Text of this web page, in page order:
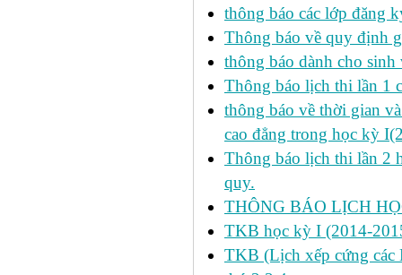
thông báo các lớp đăng
Thông báo về quy định
thông báo dành cho
Thông báo lịch thi lần 1
thông báo về thời gian
cao đẳng trong học kỳ
Thông báo lịch thi lần 2
quy.
THÔNG BÁO LỊCH
TKB học kỳ I (2014-
TKB (Lịch xếp cứng các